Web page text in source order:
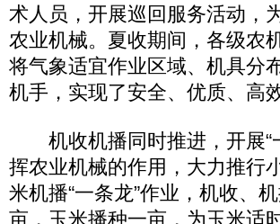
术人员，开展巡回服务活动，
农业机械。夏收期间，各级农
将气象适宜作业区域、机具分
机手，实现了安全、优质、高
机收机播同时推进，开展“
挥农业机械的作用，大力
米机播“一条龙”作业，机收、
亩，玉米播种一亩，为玉米适